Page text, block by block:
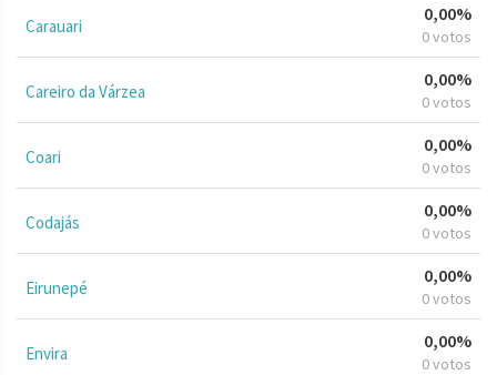
Carauari
0,00%
0 votos
Careiro da Várzea
0,00%
0 votos
Coari
0,00%
0 votos
Codajás
0,00%
0 votos
Eirunepé
0,00%
0 votos
Envira
0,00%
0 votos